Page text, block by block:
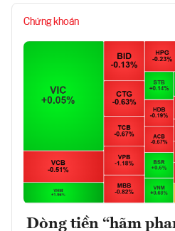
Chứng khoán
Dòng tiền “hãm